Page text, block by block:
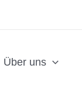
Über uns